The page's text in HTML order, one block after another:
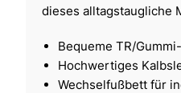
dieses alltagstaugliche
Bequeme TR/
Hochwertiges
Wechselfußbett für